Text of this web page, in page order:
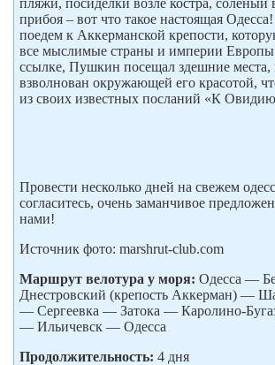
пляжи, посиделки возле костра,
прибоя – вот что такое настоящая
поедем к Аккерманской крепости,
все мыслимые страны и империи
ссылке, Пушкин посещал здешние места,
взволнован окружающей его красотой,
из своих известных посланий «К
Провести несколько дней на свежем
согласитесь, очень заманчивое
нами!
Источник фото: marshrut-club.com
Маршрут велотура у моря: Одесса —
Днестровский (крепость Аккерман) —
— Сергеевка — Затока — Каролино-
— Ильичевск — Одесса
Продолжительность: 4 дня